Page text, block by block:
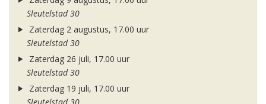
Sleutelstad 30
Zaterdag 2 augustus, 17.00 uur
Sleutelstad 30
Zaterdag 26 juli, 17.00 uur
Sleutelstad 30
Zaterdag 19 juli, 17.00 uur